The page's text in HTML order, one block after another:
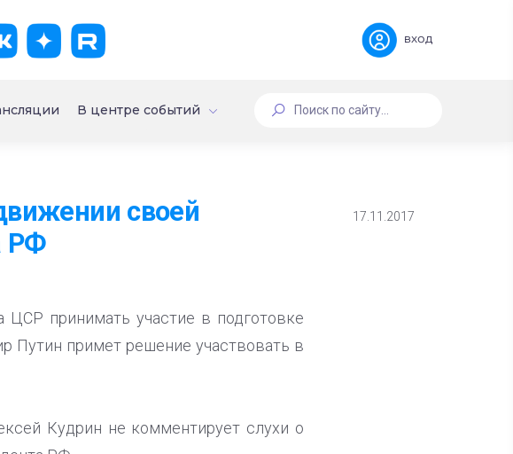
вход
В центре событий
своей
РФ
17.11.2017
ЦСР принимать участие в подготовке
Путин примет решение участвовать в
Кудрин не комментирует слухи о